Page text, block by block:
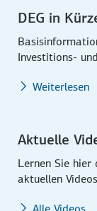
DEG in
Investitions-
Weiterlesen
Aktuelle
Lernen Sie hier
aktuellen